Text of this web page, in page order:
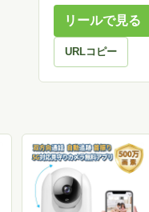
リールで見る
URLコピー